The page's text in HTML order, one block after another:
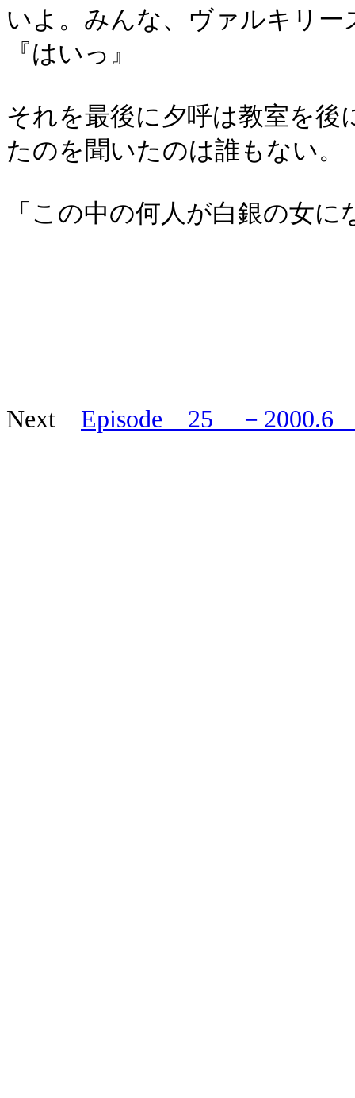
いよ。みんな、ヴァルキリ
『はいっ』
それを最後に夕呼は教室を
たのを聞いたのは誰もない。
「この中の何人が白銀の女
Next Episode 25 －2000.6